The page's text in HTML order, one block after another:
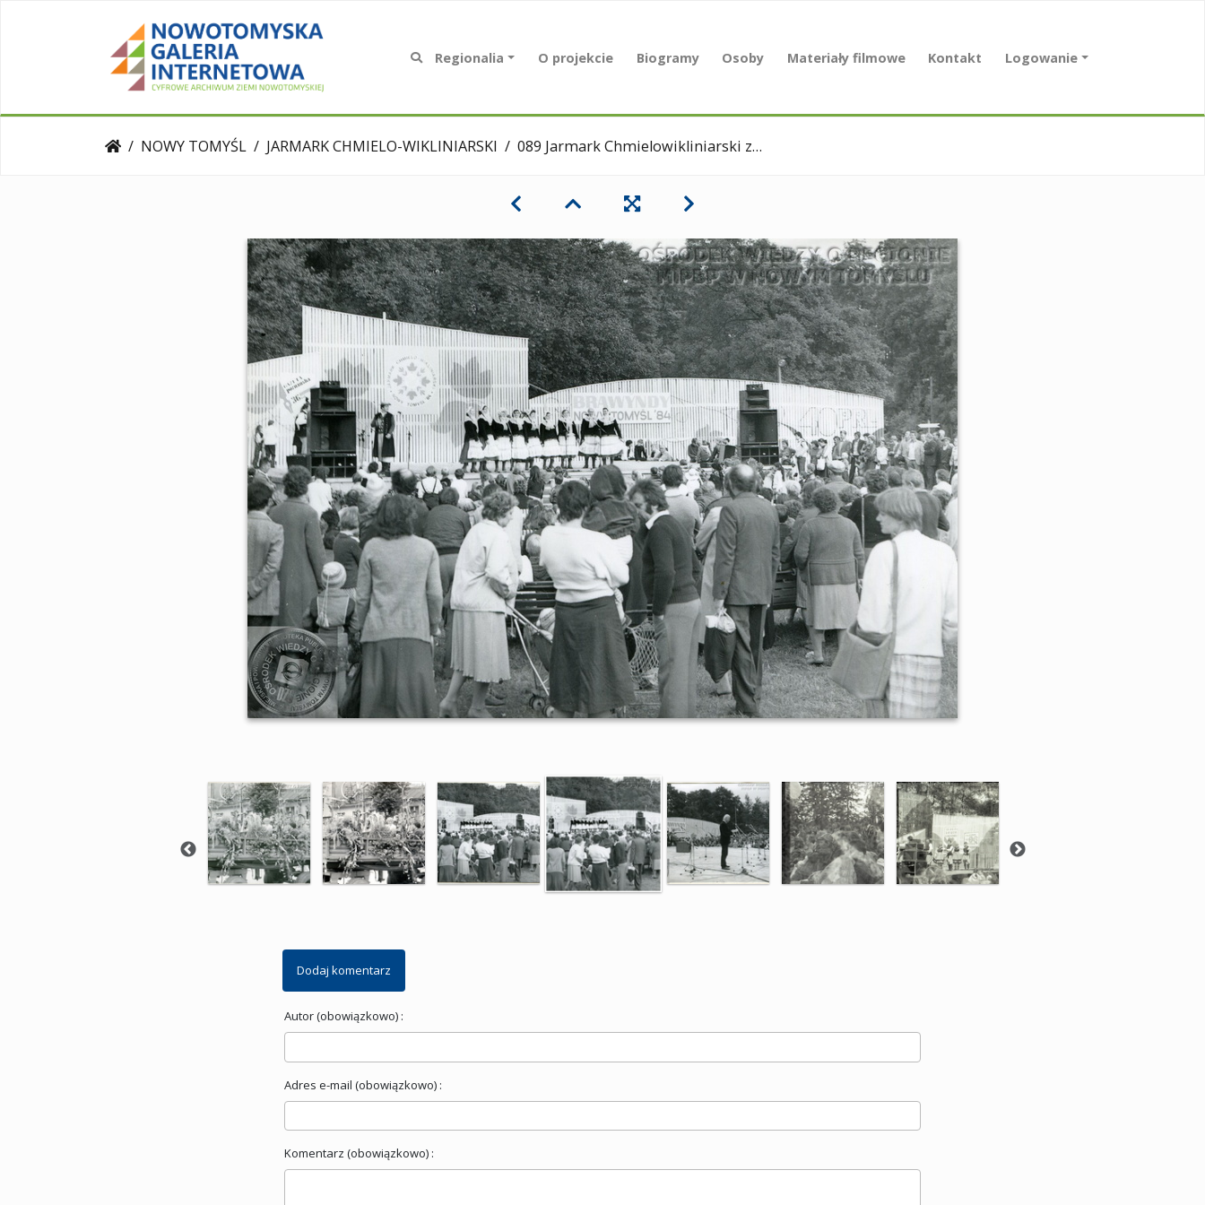
Regionalia O projekcie Biogramy Osoby Materiały filmowe Kontakt Logowanie
NOWY TOMYŚL JARMARK CHMIELO-WIKLINIARSKI 089 Jarmark Chmielowikliniarski zbiory MiPBP NT 1984
Dodaj komentarz
Autor (obowiązkowo) :
Adres e-mail (obowiązkowo) :
Komentarz (obowiązkowo) :